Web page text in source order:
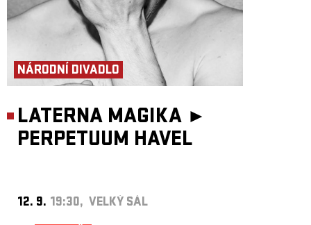
NÁRODNÍ DIVADLO
LATERNA MAGIKA ►
PERPETUUM HAVEL
12. 9. 19:30, VELKÝ SÁL